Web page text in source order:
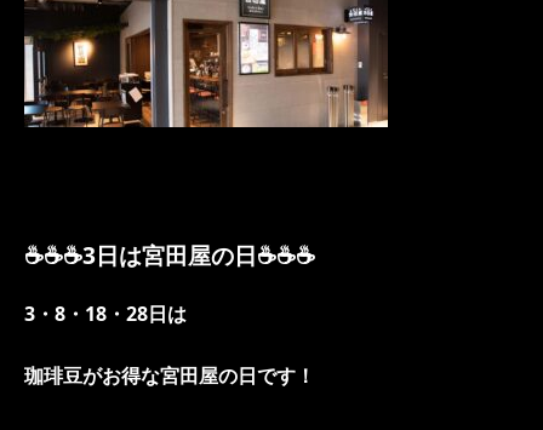
☕☕☕3日は宮田屋の日☕☕☕
3・8・18・28日は
珈琲豆がお得な宮田屋の日です！